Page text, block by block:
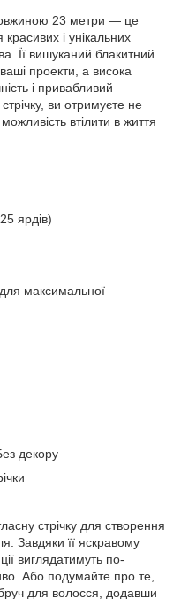
23 метри — це
і унікальних
Її вишуканий блакитний
проекти, а висока
і привабливий
ви отримуєте не
втілити в життя
ярдів)
для максимальної
декору
стрічку для створення
Завдяки її яскравому
виглядатимуть по-
Або подумайте про те,
для волосся, додавши